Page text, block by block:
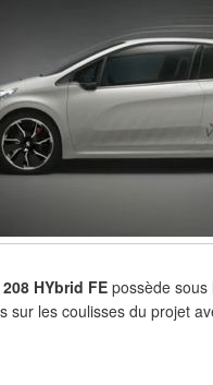
HYbrid FEpossède
sur les coulisses du projet